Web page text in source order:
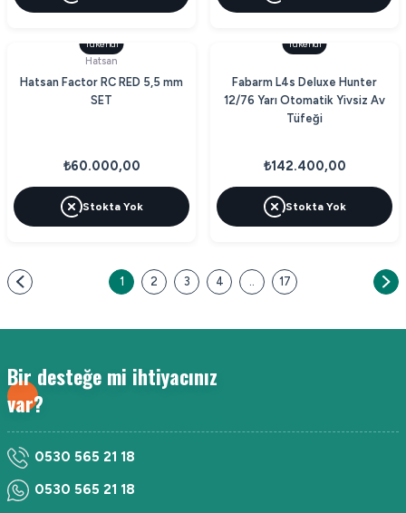
Tükendi
Hatsan
Hatsan Factor RC RED 5,5 mm
SET
₺60.000,00
Stokta Yok
Tükendi
Fabarm L4s Deluxe Hunter
12/76 Yarı Otomatik Yivsiz Av
Tüfeği
₺142.400,00
Stokta Yok
1 2 3 4 .. 17
Bir desteğe mi ihtiyacınız
var?
0530 565 21 18
0530 565 21 18